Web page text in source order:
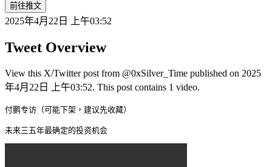
前往推文
2025年4月22日 上午03:52
Tweet Overview
View this X/Twitter post from @0xSilver_Time published on 2025
年4月22日 上午03:52. This post contains 1 video.
付鹏专访（可能下架，建议先收藏）
未来三五年最确定的投资机会